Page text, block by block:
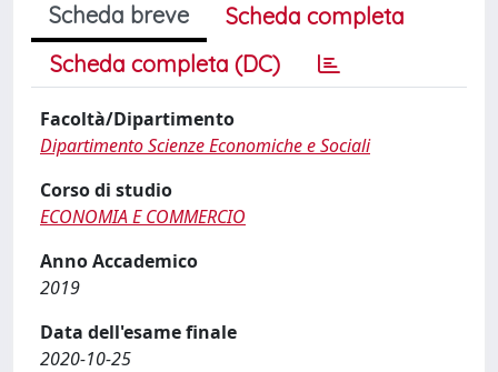
Scheda breve
Scheda completa
Scheda completa (DC)
Facoltà/Dipartimento
Dipartimento Scienze Economiche e Sociali
Corso di studio
ECONOMIA E COMMERCIO
Anno Accademico
2019
Data dell'esame finale
2020-10-25